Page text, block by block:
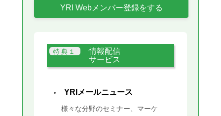
YRI Webメンバー登録をする
情報配信
サービス
YRIメールニュース
様々な分野のセミナー、マーケ